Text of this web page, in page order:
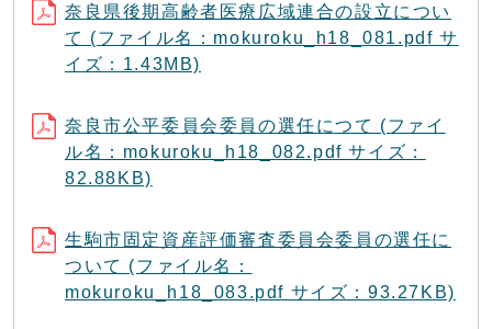
奈良県後期高齢者医療広域連合の設立につい
て (ファイル名：mokuroku_h18_081.pdf サ
イズ：1.43MB)
奈良市公平委員会委員の選任につて (ファイ
ル名：mokuroku_h18_082.pdf サイズ：
82.88KB)
生駒市固定資産評価審査委員会委員の選任に
ついて (ファイル名：
mokuroku_h18_083.pdf サイズ：93.27KB)